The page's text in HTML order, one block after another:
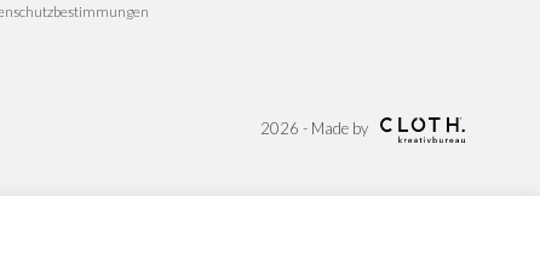
2026 - Made by